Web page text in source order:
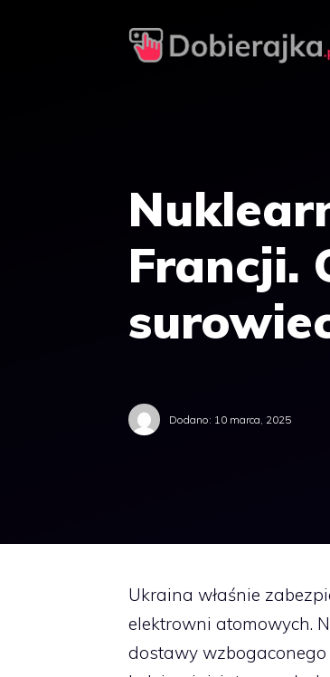
Francji.
Dodano: 10 marca, 2025
Ukraina właśnie
elektrowni atomowych.
dostawy wzbogaconego